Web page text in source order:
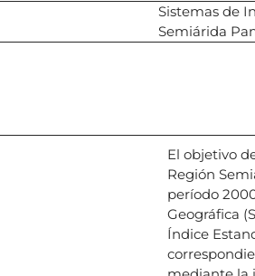
Sistemas de
Semiárida
El objetivo
Región
período
Geográfica
Índice